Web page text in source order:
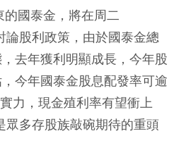
國泰金，將在周二
論股利政策，由於國泰金總
去年獲利明顯成長，今年股
今年國泰金股息配發率可逾
力，現金殖利率有望衝上
眾多存股族敲碗期待的重頭